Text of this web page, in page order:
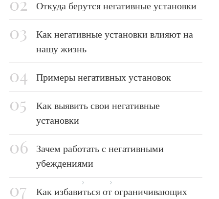
Откуда берутся негативные установки
Как негативные установки влияют на
нашу жизнь
Примеры негативных установок
Как выявить свои негативные
установки
Зачем работать с негативными
убеждениями
Как избавиться от ограничивающих